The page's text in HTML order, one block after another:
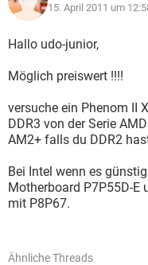
15. April 2011 um
Hallo udo-junior,
Möglich preiswert !!!!
versuche ein Phenom II
DDR3 von der Serie
AM2+ falls du DDR2
Bei Intel wenn es
Motherboard P7P55D-E
mit P8P67.
Ähnliche Threads